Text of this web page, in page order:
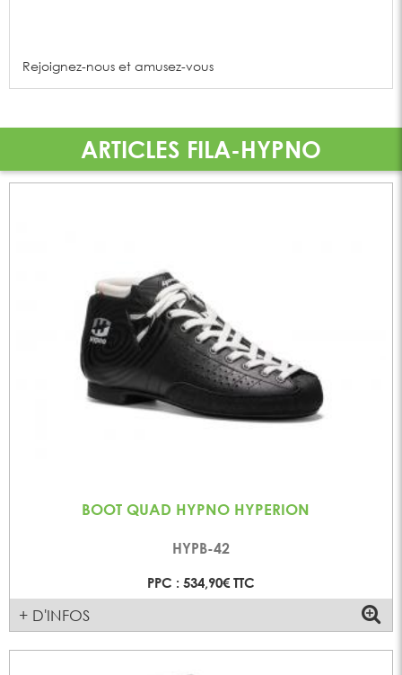
Rejoignez-nous et amusez-vous
ARTICLES FILA-HYPNO
BOOT QUAD HYPNO HYPERION
HYPB-42
PPC : 534,90€ TTC
+ D'INFOS